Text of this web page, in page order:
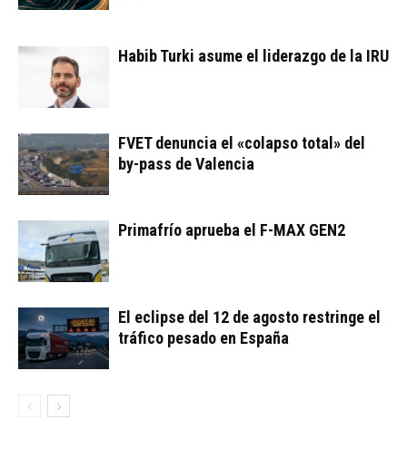
Habib Turki asume el liderazgo de la IRU
FVET denuncia el «colapso total» del
by-pass de Valencia
Primafrío aprueba el F-MAX GEN2
El eclipse del 12 de agosto restringe el
tráfico pesado en España